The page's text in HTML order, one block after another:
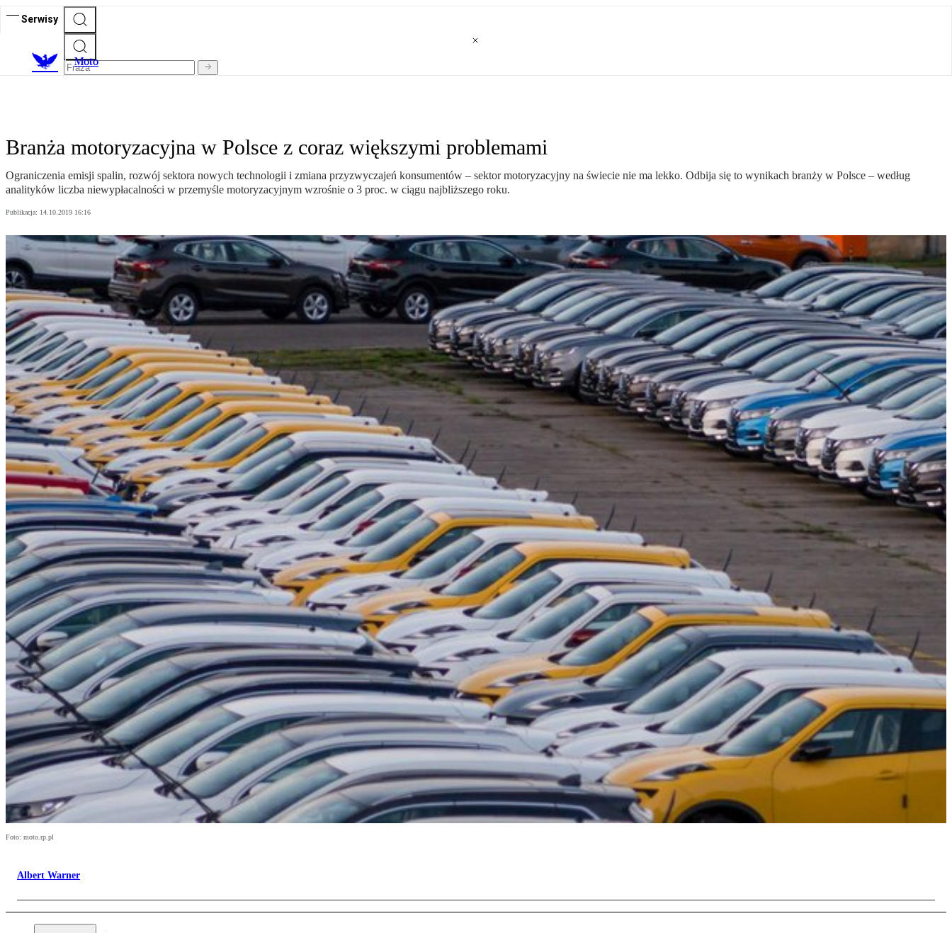
Serwisy
Moto
Branża motoryzacyjna w Polsce z coraz większymi problemami
Ograniczenia emisji spalin, rozwój sektora nowych technologii i zmiana przyzwyczajeń konsumentów – sektor motoryzacyjny na świecie nie ma lekko. Odbija się to wynikach branży w Polsce – według
analityków liczba niewypłacalności w przemyśle motoryzacyjnym wzrośnie o 3 proc. w ciągu najbliższego roku.
Publikacja: 14.10.2019 16:16
Foto: moto.rp.pl
Albert Warner